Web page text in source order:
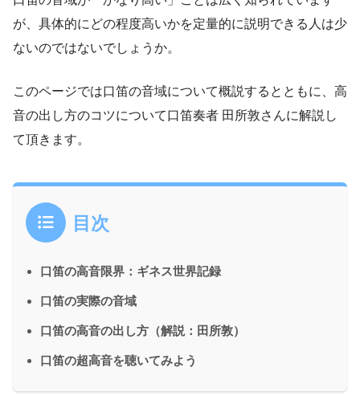
が、具体的にどの程度高いかを定量的に説明できる人は少
ないのではないでしょうか。
このページでは口笛の音域について概説するとともに、高
音の出し方のコツについて口笛奏者 田所敦さんに解説し
て頂きます。
目次
口笛の高音限界：ギネス世界記録
口笛の実際の音域
口笛の高音の出し方（解説：田所敦）
口笛の超高音を聴いてみよう